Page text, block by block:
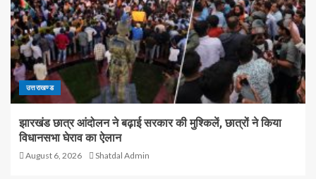
उत्तराखण्ड
झारखंड छात्र आंदोलन ने बढ़ाई सरकार की मुश्किलें, छात्रों ने किया
विधानसभा घेराव का ऐलान
August 6, 2026 Shatdal Admin